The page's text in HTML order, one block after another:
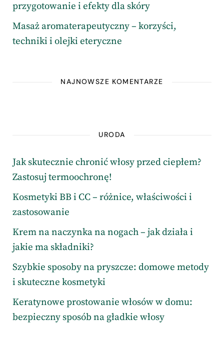
przygotowanie i efekty dla skóry
Masaż aromaterapeutyczny – korzyści,
techniki i olejki eteryczne
NAJNOWSZE KOMENTARZE
URODA
Jak skutecznie chronić włosy przed ciepłem?
Zastosuj termoochronę!
Kosmetyki BB i CC – różnice, właściwości i
zastosowanie
Krem na naczynka na nogach – jak działa i
jakie ma składniki?
Szybkie sposoby na pryszcze: domowe metody
i skuteczne kosmetyki
Keratynowe prostowanie włosów w domu:
bezpieczny sposób na gładkie włosy